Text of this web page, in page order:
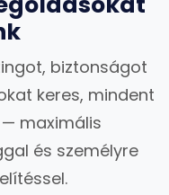
biztonságot
keres, mindent
maximális
és személyre